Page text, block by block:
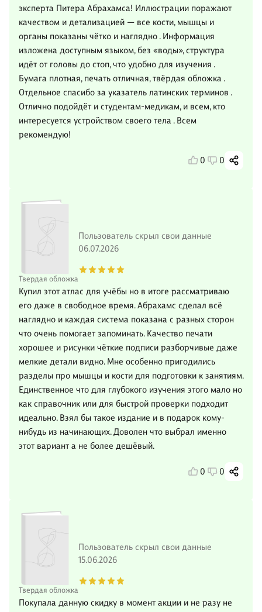
эксперта Питера Абрахамса! Иллюстрации поражают
качеством и детализацией — все кости, мышцы и
органы показаны чётко и наглядно . Информация
изложена доступным языком, без «воды», структура
идёт от головы до стоп, что удобно для изучения .
Бумага плотная, печать отличная, твёрдая обложка .
Отдельное спасибо за указатель латинских терминов .
Отлично подойдёт и студентам-медикам, и всем, кто
интересуется устройством своего тела . Всем
рекомендую!
0 0
Твердая обложка
Пользователь скрыл свои данные
06.07.2026
Купил этот атлас для учёбы но в итоге рассматриваю
его даже в свободное время. Абрахамс сделал всё
наглядно и каждая система показана с разных сторон
что очень помогает запоминать. Качество печати
хорошее и рисунки чёткие подписи разборчивые даже
мелкие детали видно. Мне особенно пригодились
разделы про мышцы и кости для подготовки к занятиям.
Единственное что для глубокого изучения этого мало но
как справочник или для быстрой проверки подходит
идеально. Взял бы такое издание и в подарок кому-
нибудь из начинающих. Доволен что выбрал именно
этот вариант а не более дешёвый.
0 0
Твердая обложка
Пользователь скрыл свои данные
15.06.2026
Покупала данную скидку в момент акции и не разу не